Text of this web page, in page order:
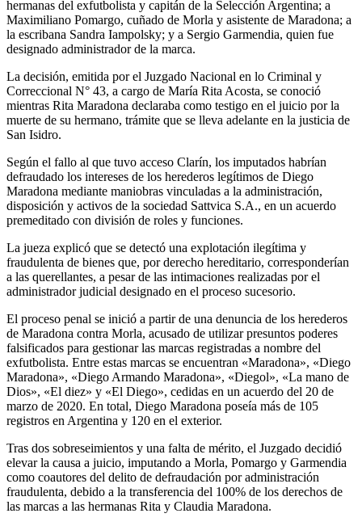
hermanas del exfutbolista y capitán de la Selección Argentina; a
Maximiliano Pomargo, cuñado de Morla y asistente de Maradona; a
la escribana Sandra Iampolsky; y a Sergio Garmendia, quien fue
designado administrador de la marca.
La decisión, emitida por el Juzgado Nacional en lo Criminal y
Correccional N° 43, a cargo de María Rita Acosta, se conoció
mientras Rita Maradona declaraba como testigo en el juicio por la
muerte de su hermano, trámite que se lleva adelante en la justicia de
San Isidro.
Según el fallo al que tuvo acceso Clarín, los imputados habrían
defraudado los intereses de los herederos legítimos de Diego
Maradona mediante maniobras vinculadas a la administración,
disposición y activos de la sociedad Sattvica S.A., en un acuerdo
premeditado con división de roles y funciones.
La jueza explicó que se detectó una explotación ilegítima y
fraudulenta de bienes que, por derecho hereditario, corresponderían
a las querellantes, a pesar de las intimaciones realizadas por el
administrador judicial designado en el proceso sucesorio.
El proceso penal se inició a partir de una denuncia de los herederos
de Maradona contra Morla, acusado de utilizar presuntos poderes
falsificados para gestionar las marcas registradas a nombre del
exfutbolista. Entre estas marcas se encuentran «Maradona», «Diego
Maradona», «Diego Armando Maradona», «Diegol», «La mano de
Dios», «El diez» y «El Diego», cedidas en un acuerdo del 20 de
marzo de 2020. En total, Diego Maradona poseía más de 105
registros en Argentina y 120 en el exterior.
Tras dos sobreseimientos y una falta de mérito, el Juzgado decidió
elevar la causa a juicio, imputando a Morla, Pomargo y Garmendia
como coautores del delito de defraudación por administración
fraudulenta, debido a la transferencia del 100% de los derechos de
las marcas a las hermanas Rita y Claudia Maradona.